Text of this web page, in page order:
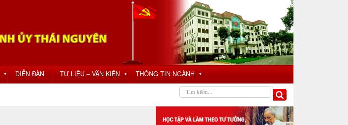
▼ DIỄN ĐÀN TƯ LIỆU – VĂN KIỆN ▼ THÔNG TIN NGÀNH ▼